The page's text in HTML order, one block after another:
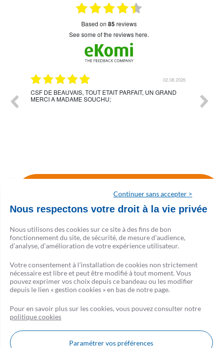
based on 85reviews
see some of the reviews here.
02.08.2026
CSF DE BEAUVAIS, TOUT ETAIT PARFAIT, UN GRAND
MERCI A MADAME SOUCHU;
l'agence de Strasbourg
Nous contacter FAQ AVIS CSF
Continuer sans accepter >
Nous respectons votre droit à la vie privée
Nous utilisons des cookies sur ce site à des fins de bon
fonctionnement du site, de sécurité, de mesure d’audience,
d’analyse, d’amélioration de votre expérience utilisateur.
Votre consentement à l’installation de cookies non strictement
nécessaire est libre et peut être modifié à tout moment. Vous
pouvez exprimer vos choix depuis ce bandeau ou les modifier
depuis le lien « gestion cookies » en bas de notre page.
Pour en savoir plus sur les cookies, vous pouvez consulter notre
politique cookies
Paramétrer vos préférences